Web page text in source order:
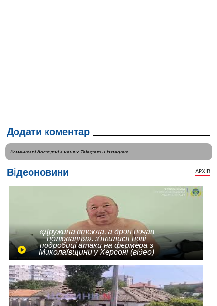
Додати коментар
Коментарі доступні в наших Telegramи instagram.
Відеоновини АРХІВ
«Дружина втекла, а дрон почав
полювання»: з'явилися нові
подробиці атаки на фермера з
Миколаївщини у Херсоні (відео)